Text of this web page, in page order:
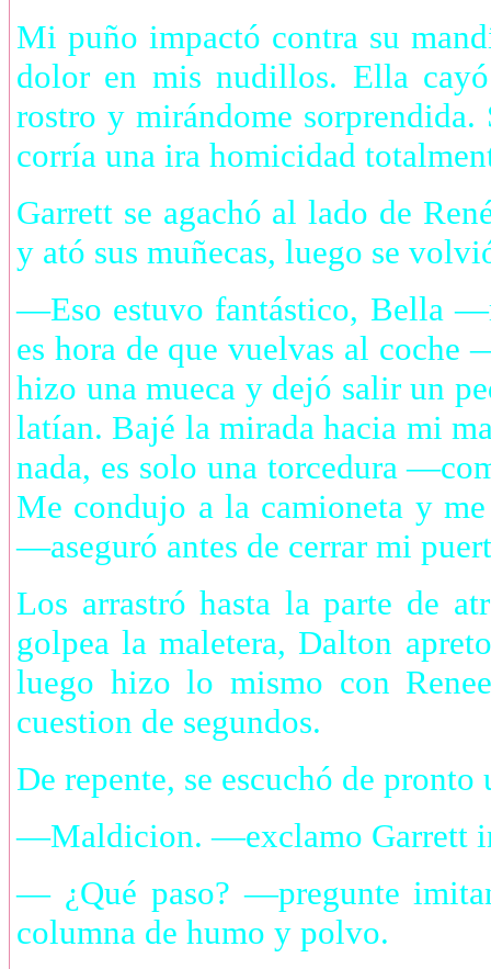
Mi puño impactó contra su
dolor en mis nudillos. Ella
rostro y mirándome
corría una ira homicidad
Garrett se agachó al lado de
y ató sus muñecas, luego se
—Eso estuvo fantástico, Bella
es hora de que vuelvas al
hizo una mueca y dejó salir un
latían. Bajé la mirada hacia mi
nada, es solo una torcedura
Me condujo a la camioneta y
—aseguró antes de cerrar mi
Los arrastró hasta la parte de
golpea la maletera, Dalton
luego hizo lo mismo con
cuestion de segundos.
De repente, se escuchó de
—Maldicion. —exclamo Garrett
— ¿Qué paso? —pregunte
columna de humo y polvo.